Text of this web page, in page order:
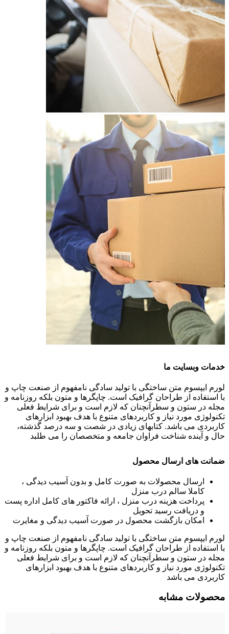
خدمات وبسایت ما
لورم ایپسوم متن ساختگی با تولید سادگی نامفهوم از صنعت چاپ و
با استفاده از طراحان گرافیک است. چاپگرها و متون بلکه روزنامه و
مجله در ستون و سطرآنچنان که لازم است و برای شرایط فعلی
تکنولوژی مورد نیاز و کاربردهای متنوع با هدف بهبود ابزارهای
کاربردی می باشد. کتابهای زیادی در شصت و سه درصد گذشته،
حال و آینده شناخت فراوان جامعه و متخصصان را می طلبد
ضمانت های ارسال محصول
ارسال محصولات به صورت کامل و بدون آسیب دیدگی ،
کاملا سالم درب منزل
پرداخت هزینه درب منزل ، ارائه فاکتور های کامل اداره پست
و دریافت رسید تحویل
امکان بازگشت محصول در صورت آسیب دیدگی و مغایرت
لورم ایپسوم متن ساختگی با تولید سادگی نامفهوم از صنعت چاپ و
با استفاده از طراحان گرافیک است. چاپگرها و متون بلکه روزنامه و
مجله در ستون و سطرآنچنان که لازم است و برای شرایط فعلی
تکنولوژی مورد نیاز و کاربردهای متنوع با هدف بهبود ابزارهای
کاربردی می باشد
محصولات مشابه